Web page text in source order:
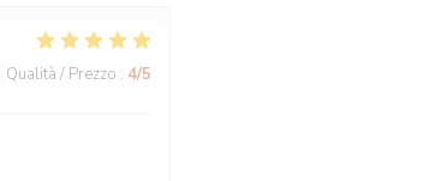
Qualità / Prezzo : 4/5